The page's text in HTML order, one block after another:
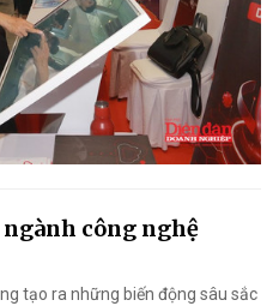
công nghệ
tạo ra những biến động sâu sắc